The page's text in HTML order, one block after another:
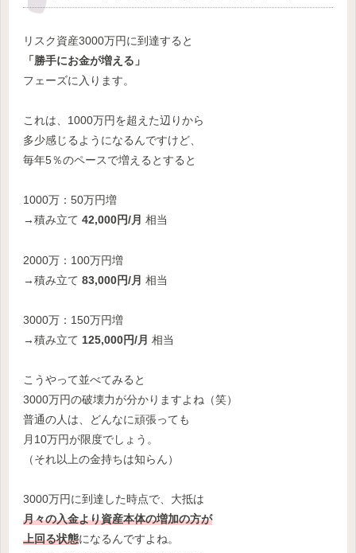
リスク資産3000万円に到達すると
「勝手にお金が増える」
フェーズに入ります。
これは、1000万円を超えた辺りから
多少感じるようになるんですけど、
毎年5％のペースで増えるとすると
1000万：50万円増
→積み立て 42,000円/月 相当
2000万：100万円増
→積み立て 83,000円/月 相当
3000万：150万円増
→積み立て 125,000円/月 相当
こうやって並べてみると
3000万円の破壊力が分かりますよね（笑）
普通の人は、どんなに頑張っても
月10万円が限度でしょう。
（それ以上の金持ちは知らん）
3000万円に到達した時点で、大抵は
月々の入金より資産本体の増加の方が
上回る状態になるんですよね。